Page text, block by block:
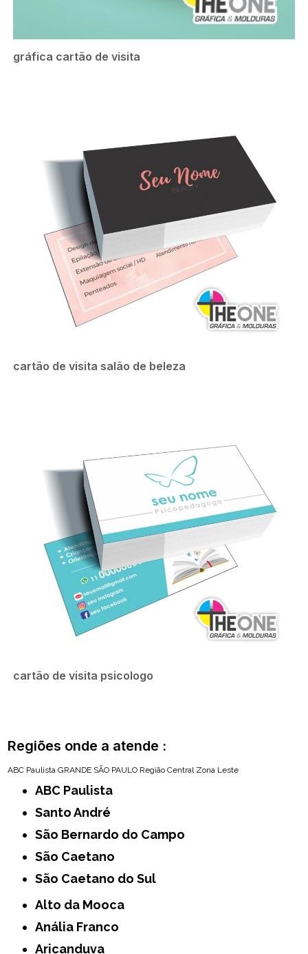
gráfica cartão de visita
cartão de visita salão de beleza
cartão de visita psicologo
Regiões onde a atende :
ABC Paulista GRANDE SÃO PAULO Região Central Zona Leste
ABC Paulista
Santo André
São Bernardo do Campo
São Caetano
São Caetano do Sul
Alto da Mooca
Anália Franco
Aricanduva